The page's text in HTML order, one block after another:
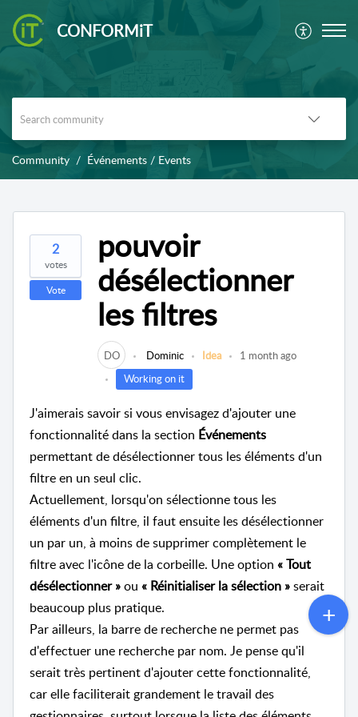
CONFORMiT
Community Événements / Events
2
votes
Vote
pouvoir
désélectionner
les filtres
DO Dominic Idea
1 month ago
Working on it
J'aimerais savoir si vous envisagez d'ajouter une
fonctionnalité dans la section Événements
permettant de désélectionner tous les éléments d'un
filtre en un seul clic.
Actuellement, lorsqu'on sélectionne tous les
éléments d'un filtre, il faut ensuite les désélectionner
un par un, à moins de supprimer complètement le
filtre avec l'icône de la corbeille. Une option « Tout
désélectionner »ou « Réinitialiser la sélection »serait
beaucoup plus pratique.
Par ailleurs, la barre de recherche ne permet pas
d'effectuer une recherche par nom. Je pense qu'il
serait très pertinent d'ajouter cette fonctionnalité,
car elle faciliterait grandement le travail des